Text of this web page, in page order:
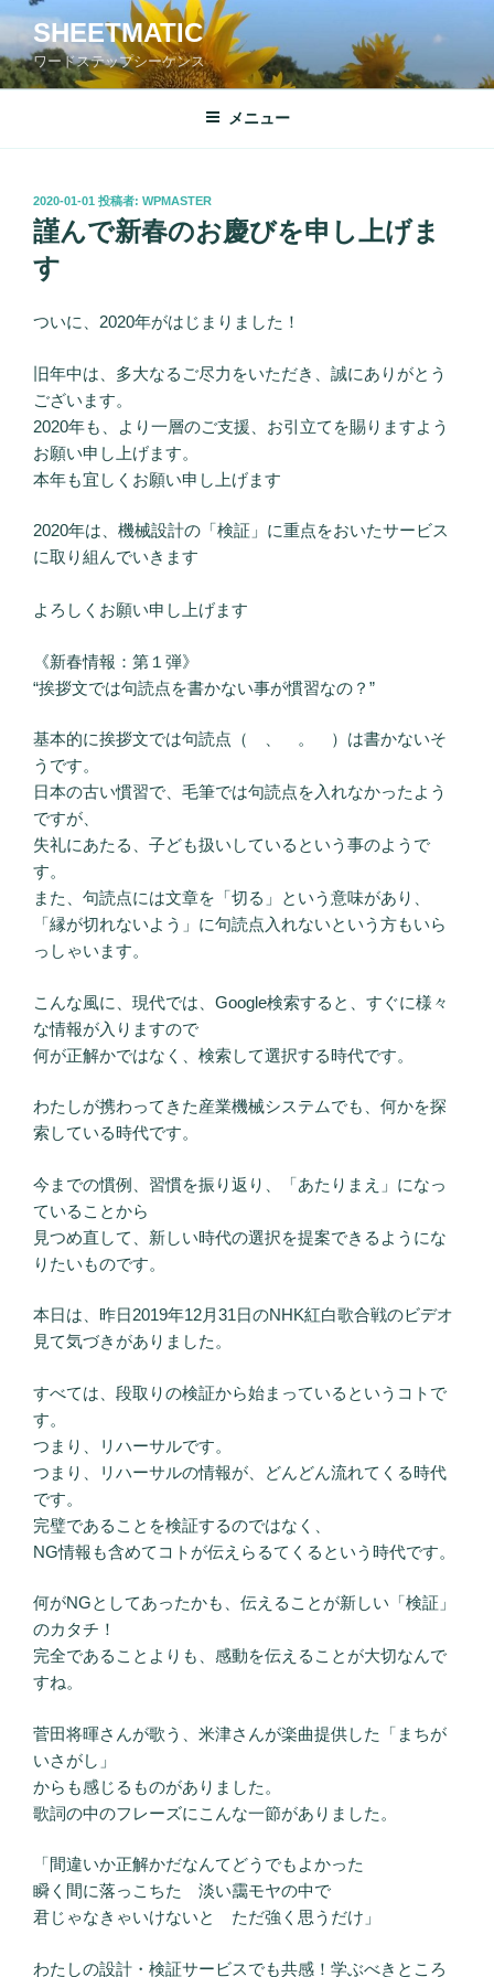
テ
ン
へ
SHEETMATIC
ワードステップシーケンス
メニュー
投
稿
日:
2020-01-01 投稿者: WPMASTER
謹んで新春のお慶びを申し上げま
す
ついに、2020年がはじまりました！
旧年中は、多大なるご尽力をいただき、誠にありがとう
ございます。
2020年も、より一層のご支援、お引立てを賜りますよう
お願い申し上げます。
本年も宜しくお願い申し上げます
2020年は、機械設計の「検証」に重点をおいたサービス
に取り組んでいきます
よろしくお願い申し上げます
《新春情報：第１弾》
“挨拶文では句読点を書かない事が慣習なの？”
基本的に挨拶文では句読点（ 、 。 ）は書かないそ
うです。
日本の古い慣習で、毛筆では句読点を入れなかったよう
ですが、
失礼にあたる、子ども扱いしているという事のようで
す。
また、句読点には文章を「切る」という意味があり、
「縁が切れないよう」に句読点入れないという方もいら
っしゃいます。
こんな風に、現代では、Google検索すると、すぐに様々
な情報が入りますので
何が正解かではなく、検索して選択する時代です。
わたしが携わってきた産業機械システムでも、何かを探
索している時代です。
今までの慣例、習慣を振り返り、「あたりまえ」になっ
ていることから
見つめ直して、新しい時代の選択を提案できるようにな
りたいものです。
本日は、昨日2019年12月31日のNHK紅白歌合戦のビデオ
見て気づきがありました。
すべては、段取りの検証から始まっているというコトで
す。
つまり、リハーサルです。
つまり、リハーサルの情報が、どんどん流れてくる時代
です。
完璧であることを検証するのではなく、
NG情報も含めてコトが伝えらるてくるという時代です。
何がNGとしてあったかも、伝えることが新しい「検証」
のカタチ！
完全であることよりも、感動を伝えることが大切なんで
すね。
菅田将暉さんが歌う、米津さんが楽曲提供した「まちが
いさがし」
からも感じるものがありました。
歌詞の中のフレーズにこんな一節がありました。
「間違いか正解かだなんてどうでもよかった
瞬く間に落っこちた 淡い靄モヤの中で
君じゃなきゃいけないと ただ強く思うだけ」
わたしの設計・検証サービスでも共感！学ぶべきところ